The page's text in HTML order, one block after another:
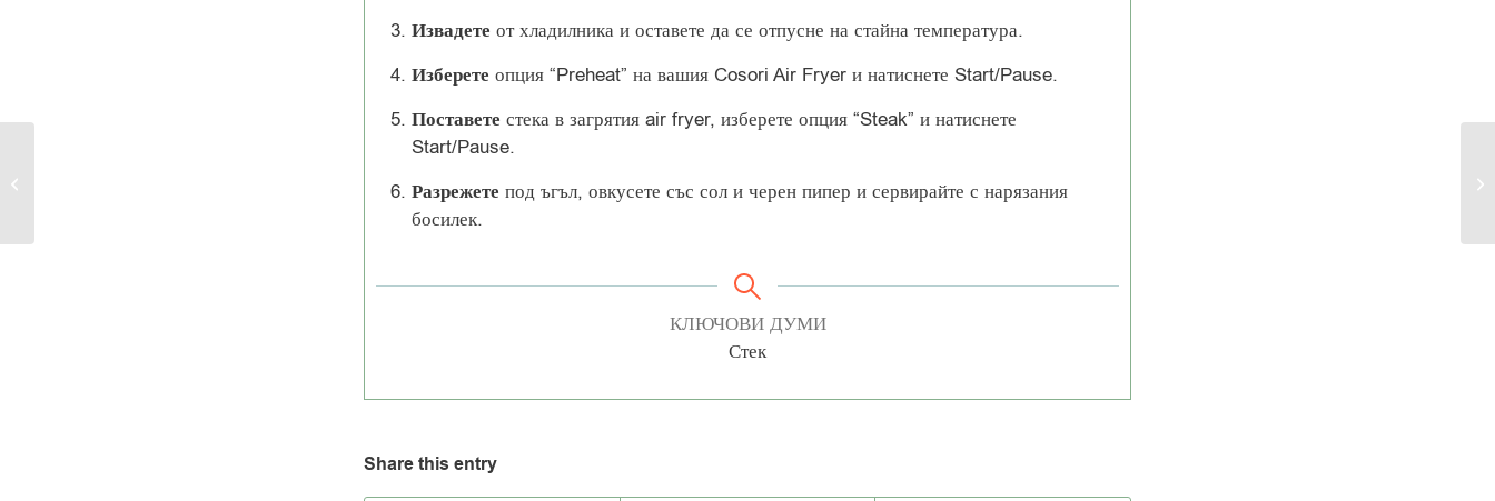
Извадете от хладилника и оставете да се отпусне на стайна температура.
Изберете опция “Preheat” на вашия Cosori Air Fryer и натиснете Start/Pause.
Поставете стека в загрятия air fryer, изберете опция “Steak” и натиснете
Start/Pause.
Разрежете под ъгъл, овкусете със сол и черен пипер и сервирайте с нарязания
босилек.
КЛЮЧОВИ ДУМИ
Стек
Share this entry